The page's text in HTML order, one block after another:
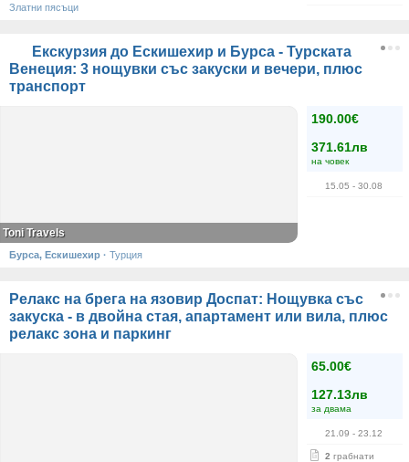
Златни пясъци
Екскурзия до Ескишехир и Бурса - Турската
Венеция: 3 нощувки със закуски и вечери, плюс
транспорт
190.00€
371.61лв
на човек
15.05 - 30.08
Toni Travels
Бурса, Ескишехир · Турция
Релакс на брега на язовир Доспат: Нощувка със
закуска - в двойна стая, апартамент или вила, плюс
релакс зона и паркинг
65.00€
127.13лв
за двама
21.09 - 23.12
2 грабнати